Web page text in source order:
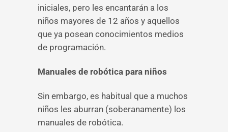
iniciales, pero les encantarán a los
niños mayores de 12 años y aquellos
que ya posean conocimientos medios
de programación.
Manuales de robótica para niños
Sin embargo, es habitual que a muchos
niños les aburran (soberanamente) los
manuales de robótica.